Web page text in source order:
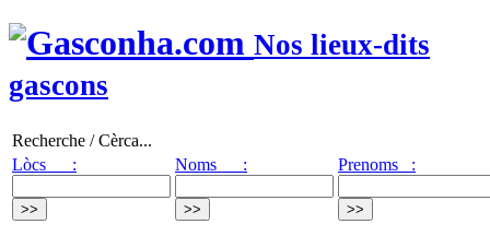
Nos lieux-dits
gascons
Recherche / Cèrca...
Lòcs :
Noms : Prenoms :